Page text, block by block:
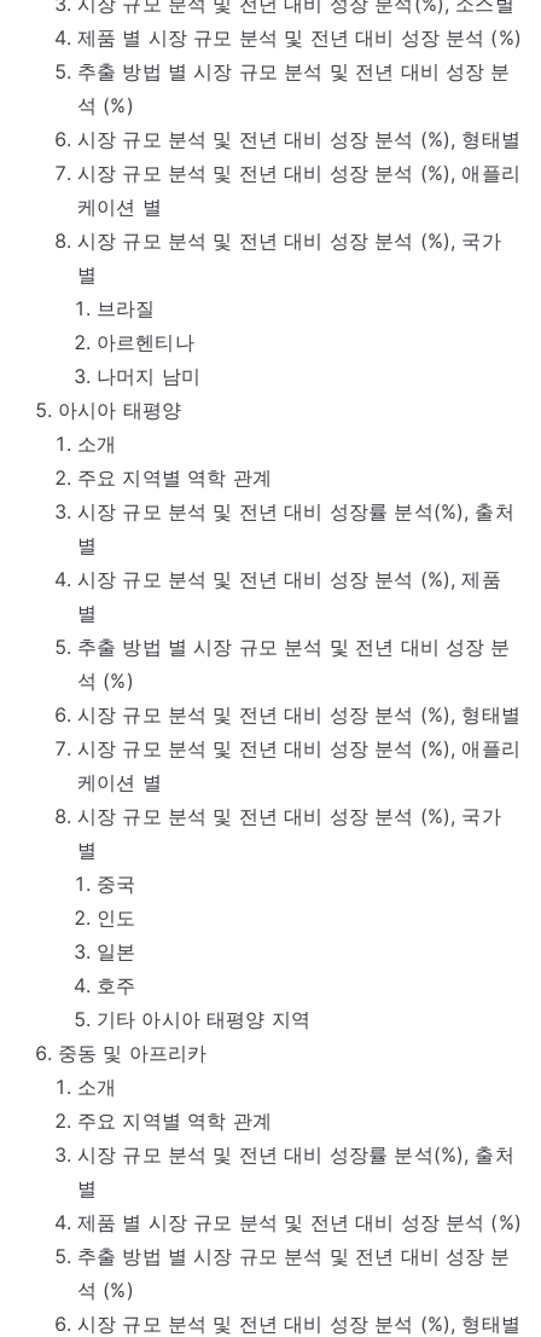
제품 별 시장 규모 분석 및 전년 대비 성장 분석 (%)
추출 방법 별 시장 규모 분석 및 전년 대비 성장 분
석 (%)
시장 규모 분석 및 전년 대비 성장 분석 (%), 형태별
시장 규모 분석 및 전년 대비 성장 분석 (%), 애플리
케이션 별
시장 규모 분석 및 전년 대비 성장 분석 (%), 국가
별
브라질
아르헨티나
나머지 남미
아시아 태평양
소개
주요 지역별 역학 관계
시장 규모 분석 및 전년 대비 성장률 분석(%), 출처
별
시장 규모 분석 및 전년 대비 성장 분석 (%), 제품
별
추출 방법 별 시장 규모 분석 및 전년 대비 성장 분
석 (%)
시장 규모 분석 및 전년 대비 성장 분석 (%), 형태별
시장 규모 분석 및 전년 대비 성장 분석 (%), 애플리
케이션 별
시장 규모 분석 및 전년 대비 성장 분석 (%), 국가
별
중국
인도
일본
호주
기타 아시아 태평양 지역
중동 및 아프리카
소개
주요 지역별 역학 관계
시장 규모 분석 및 전년 대비 성장률 분석(%), 출처
별
제품 별 시장 규모 분석 및 전년 대비 성장 분석 (%)
추출 방법 별 시장 규모 분석 및 전년 대비 성장 분
석 (%)
시장 규모 분석 및 전년 대비 성장 분석 (%), 형태별